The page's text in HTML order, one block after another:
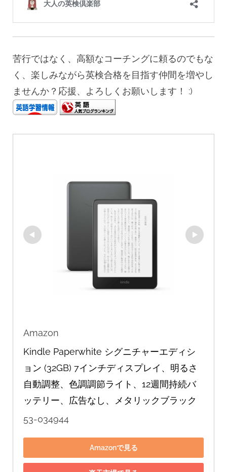
苦行ではなく、高額なコーチングに頼るのでもな
く、楽しみながら英検合格を目指す仲間を増やし
ませんか？応援、よろしくお願いします！ :)
Amazon
Kindle Paperwhite シグニチャーエディシ
ョン (32GB) 7インチディスプレイ、明るさ
自動調整、色調調節ライト、12週間持続バ
ッテリー、広告なし、メタリックブラック
53-034944
Amazonで見る